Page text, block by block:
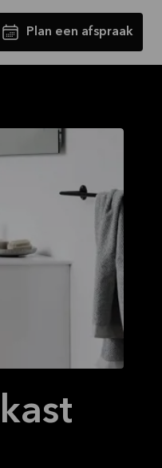
Plan een afspraak
incl.